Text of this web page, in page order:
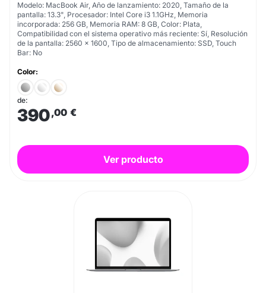
Modelo: MacBook Air, Año de lanzamiento: 2020, Tamaño de la
pantalla: 13.3", Procesador: Intel Core i3 1.1GHz, Memoria
incorporada: 256 GB, Memoria RAM: 8 GB, Color: Plata,
Compatibilidad con el sistema operativo más reciente: Sí, Resolución
de la pantalla: 2560 x 1600, Tipo de almacenamiento: SSD, Touch
Bar: No
Color:
de:
390,00 €
Ver producto